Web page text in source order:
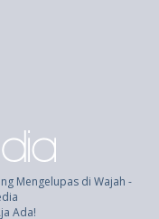
Mengelupas di Wajah -
Ada!